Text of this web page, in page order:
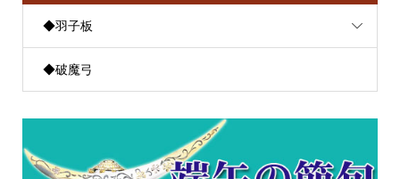
◆羽子板
◆破魔弓